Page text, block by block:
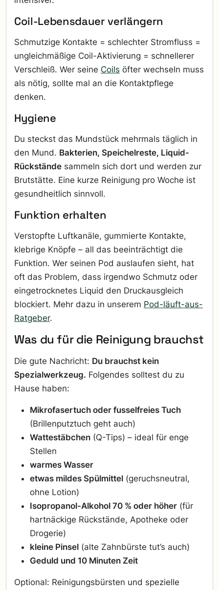
Coil-Lebensdauer verlängern
Schmutzige Kontakte = schlechter Stromfluss =
ungleichmäßige Coil-Aktivierung = schnellerer
Verschleiß. Wer seine Coils öfter wechseln muss
als nötig, sollte mal an die Kontaktpflege
denken.
Hygiene
Du steckst das Mundstück mehrmals täglich in
den Mund. Bakterien, Speichelreste, Liquid-
Rückstände sammeln sich dort und werden zur
Brutstätte. Eine kurze Reinigung pro Woche ist
gesundheitlich sinnvoll.
Funktion erhalten
Verstopfte Luftkanäle, gummierte Kontakte,
klebrige Knöpfe – all das beeinträchtigt die
Funktion. Wer seinen Pod auslaufen sieht, hat
oft das Problem, dass irgendwo Schmutz oder
eingetrocknetes Liquid den Druckausgleich
blockiert. Mehr dazu in unserem Pod-läuft-aus-
Ratgeber.
Was du für die Reinigung brauchst
Die gute Nachricht: Du brauchst kein
Spezialwerkzeug. Folgendes solltest du zu
Hause haben:
Mikrofasertuch oder fusselfreies Tuch
(Brillenputztuch geht auch)
Wattestäbchen (Q-Tips) – ideal für enge
Stellen
warmes Wasser
etwas mildes Spülmittel (geruchsneutral,
ohne Lotion)
Isopropanol-Alkohol 70 % oder höher (für
hartnäckige Rückstände, Apotheke oder
Drogerie)
kleine Pinsel (alte Zahnbürste tut’s auch)
Geduld und 10 Minuten Zeit
Optional: Reinigungsbürsten und spezielle